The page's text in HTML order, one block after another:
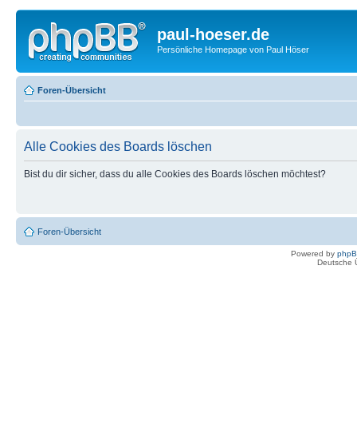
paul-hoeser.de
Persönliche Homepage von Paul Höser
Foren-Übersicht
Alle Cookies des Boards löschen
Bist du dir sicher, dass du alle Cookies des Boards löschen möchtest?
Foren-Übersicht
Powered by
Deutsche